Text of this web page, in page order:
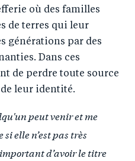
où des familles
de terres qui leur
générations par des
Dans ces
de perdre toute source
leur identité.
peut venir et me
elle n’est pas très
d’avoir le titre